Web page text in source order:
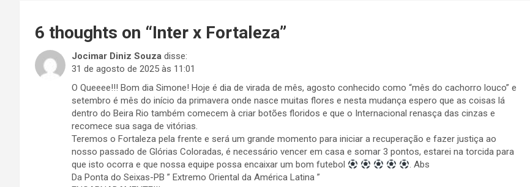
6 thoughts on “Inter x Fortaleza”
Jocimar Diniz Souza disse:
31 de agosto de 2025 às 11:01
O Queeee!!! Bom dia Simone! Hoje é dia de virada de mês, agosto conhecido como “mês do cachorro louco” e
setembro é mês do início da primavera onde nasce muitas flores e nesta mudança espero que as coisas lá
dentro do Beira Rio também comecem à criar botões floridos e que o Internacional renasça das cinzas e
recomece sua saga de vitórias.
Teremos o Fortaleza pela frente e será um grande momento para iniciar a recuperação e fazer justiça ao
nosso passado de Glórias Coloradas, é necessário vencer em casa e somar 3 pontos, estarei na torcida para
que isto ocorra e que nossa equipe possa encaixar um bom futebol
. Abs
Da Ponta do Seixas-PB ” Extremo Oriental da América Latina ”